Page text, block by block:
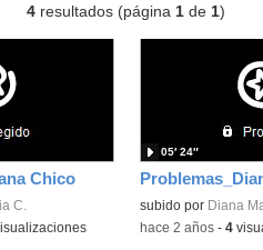
4resultados (página 1de 1)
Chico
C. subido por Diana
05′ 24″
-hace 2 años- 4